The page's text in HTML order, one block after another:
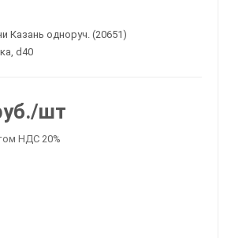
Казань одноруч. (20651)
d40
/шт
НДС 20%